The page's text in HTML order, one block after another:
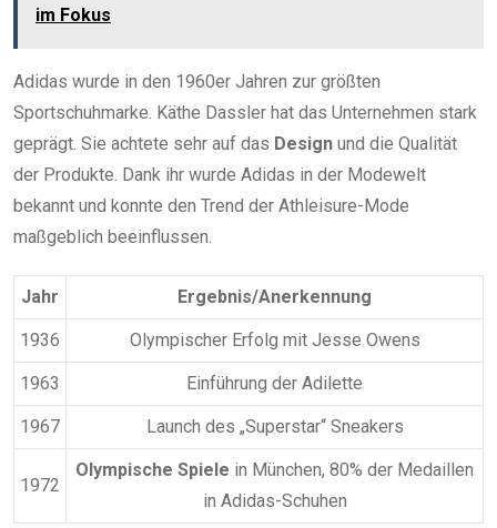
im Fokus
Adidas wurde in den 1960er Jahren zur größten
Sportschuhmarke. Käthe Dassler hat das Unternehmen stark
geprägt. Sie achtete sehr auf das Design und die Qualität
der Produkte. Dank ihr wurde Adidas in der Modewelt
bekannt und konnte den Trend der Athleisure-Mode
maßgeblich beeinflussen.
Jahr Ergebnis/Anerkennung
1936 Olympischer Erfolg mit Jesse Owens
1963 Einführung der Adilette
1967 Launch des „Superstar“ Sneakers
1972
Olympische Spiele in München, 80% der Medaillen
in Adidas-Schuhen